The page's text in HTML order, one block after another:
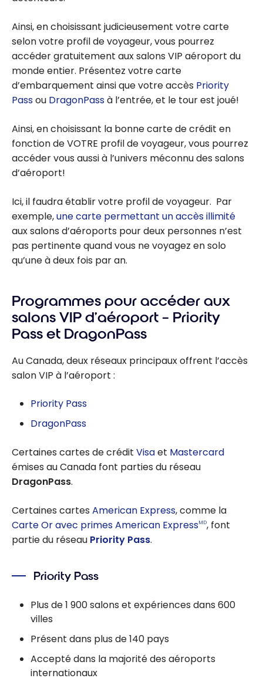
Ainsi, en choisissant judicieusement votre carte
selon votre profil de voyageur, vous pourrez
accéder gratuitement aux salons VIP aéroport du
monde entier. Présentez votre carte
d’embarquement ainsi que votre accès Priority
Passou DragonPassà l’entrée, et le tour est joué!
Ainsi, en choisissant la bonne carte de crédit en
fonction de VOTRE profil de voyageur, vous pourrez
accéder vous aussi à l’univers méconnu des salons
d’aéroport!
Ici, il faudra établir votre profil de voyageur. Par
exemple,une carte permettant un accès illimité
aux salons d’aéroports pour deux personnes n’est
pas pertinente quand vous ne voyagez en solo
qu’une à deux fois par an.
Programmes pour accéder aux
salons VIP d’aéroport – Priority
Pass et DragonPass
Au Canada, deux réseaux principaux offrent l’accès
salon VIP à l’aéroport :
Priority Pass
DragonPass
Certaines cartes de crédit Visaet Mastercard
émises au Canada font parties du réseau
DragonPass.
Certaines cartes American Express, comme la
Carte Or avec primes American ExpressMD, font
partie du réseau Priority Pass.
Priority Pass
Plus de 1 900 salons et expériences dans 600
villes
Présent dans plus de 140 pays
Accepté dans la majorité des aéroports
internationaux